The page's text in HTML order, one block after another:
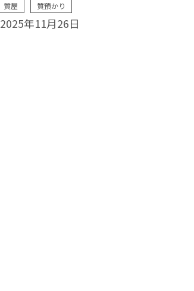
質屋 質預かり
2025年11月26日